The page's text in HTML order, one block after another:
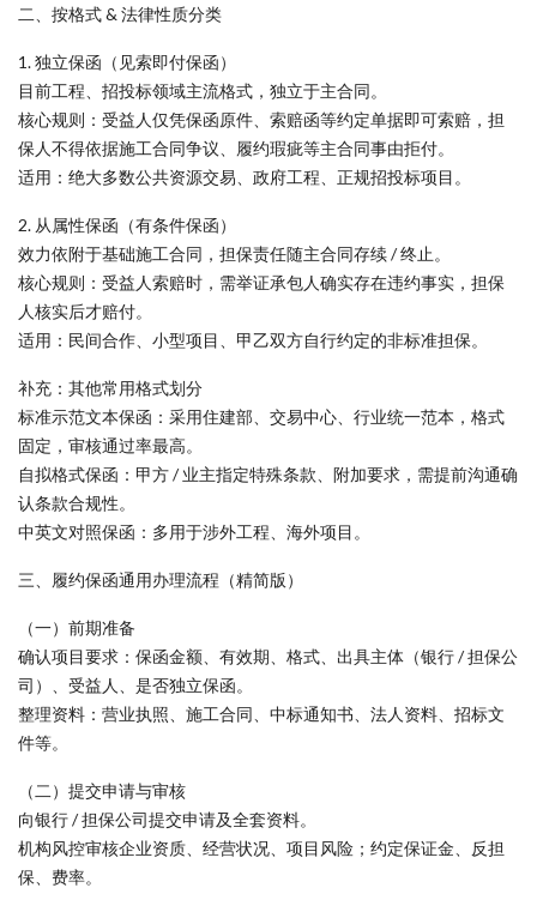
二、按格式 & 法律性质分类
1. 独立保函（见索即付保函）
目前工程、招投标领域主流格式，独立于主合同。
核心规则：受益人仅凭保函原件、索赔函等约定单据即可索赔，担
保人不得依据施工合同争议、履约瑕疵等主合同事由拒付。
适用：绝大多数公共资源交易、政府工程、正规招投标项目。
2. 从属性保函（有条件保函）
效力依附于基础施工合同，担保责任随主合同存续 / 终止。
核心规则：受益人索赔时，需举证承包人确实存在违约事实，担保
人核实后才赔付。
适用：民间合作、小型项目、甲乙双方自行约定的非标准担保。
补充：其他常用格式划分
标准示范文本保函：采用住建部、交易中心、行业统一范本，格式
固定，审核通过率最高。
自拟格式保函：甲方 / 业主指定特殊条款、附加要求，需提前沟通确
认条款合规性。
中英文对照保函：多用于涉外工程、海外项目。
三、履约保函通用办理流程（精简版）
（一）前期准备
确认项目要求：保函金额、有效期、格式、出具主体（银行 / 担保公
司）、受益人、是否独立保函。
整理资料：营业执照、施工合同、中标通知书、法人资料、招标文
件等。
（二）提交申请与审核
向银行 / 担保公司提交申请及全套资料。
机构风控审核企业资质、经营状况、项目风险；约定保证金、反担
保、费率。